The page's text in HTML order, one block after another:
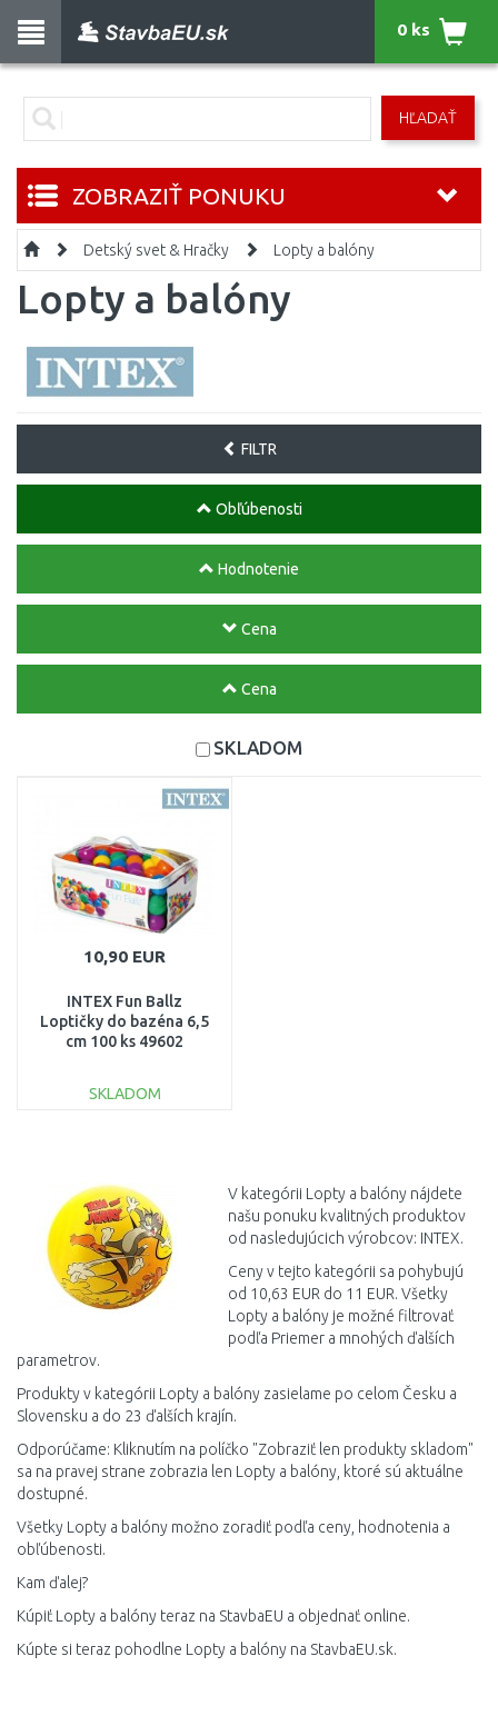
HĽADAŤ
0 ks
ZOBRAZIŤ PONUKU
Detský svet & Hračky Lopty a balóny
Lopty a balóny
FILTR
Obľúbenosti
Hodnotenie
Cena
Cena
SKLADOM
10,90 EUR
INTEX Fun Ballz
Loptičky do bazéna 6,5
cm 100 ks 49602
SKLADOM
Porovnať
V kategórii Lopty a balóny nájdete
našu ponuku kvalitných produktov
od nasledujúcich výrobcov: INTEX.
Ceny v tejto kategórii sa pohybujú
od 10,63 EUR do 11 EUR. Všetky
Lopty a balóny je možné filtrovať
podľa Priemer a mnohých ďalších
parametrov.
Produkty v kategórii Lopty a balóny zasielame po celom Česku a
Slovensku a do 23 ďalších krajín.
Odporúčame: Kliknutím na políčko "Zobraziť len produkty skladom"
sa na pravej strane zobrazia len Lopty a balóny, ktoré sú aktuálne
dostupné.
Všetky Lopty a balóny možno zoradiť podľa ceny, hodnotenia a
obľúbenosti.
Kam ďalej?
Kúpiť Lopty a balóny teraz na StavbaEU a objednať online.
Kúpte si teraz pohodlne Lopty a balóny na StavbaEU.sk.